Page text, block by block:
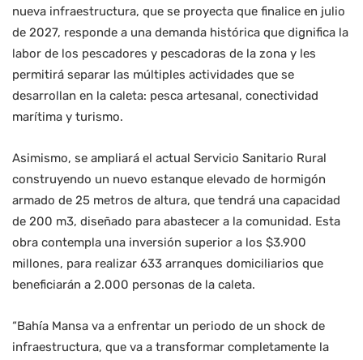
nueva infraestructura, que se proyecta que finalice en julio
de 2027, responde a una demanda histórica que dignifica la
labor de los pescadores y pescadoras de la zona y les
permitirá separar las múltiples actividades que se
desarrollan en la caleta: pesca artesanal, conectividad
marítima y turismo.
Asimismo, se ampliará el actual Servicio Sanitario Rural
construyendo un nuevo estanque elevado de hormigón
armado de 25 metros de altura, que tendrá una capacidad
de 200 m3, diseñado para abastecer a la comunidad. Esta
obra contempla una inversión superior a los $3.900
millones, para realizar 633 arranques domiciliarios que
beneficiarán a 2.000 personas de la caleta.
“Bahía Mansa va a enfrentar un periodo de un shock de
infraestructura, que va a transformar completamente la